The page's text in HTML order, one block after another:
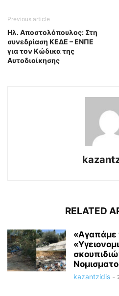
Previous article
Ηλ. Αποστολόπουλος: Στη
συνεδρίαση ΚΕΔΕ – ΕΝΠΕ
για τον Κώδικα της
Αυτοδιοίκησης
RELATED
«Αγαπάμε
kazantzidis -